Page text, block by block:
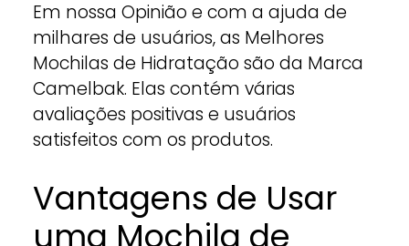
Em nossa Opinião e com a ajuda de
milhares de usuários, as Melhores
Mochilas de Hidratação são da Marca
Camelbak. Elas contém várias
avaliações positivas e usuários
satisfeitos com os produtos.
Vantagens de Usar
uma Mochila de